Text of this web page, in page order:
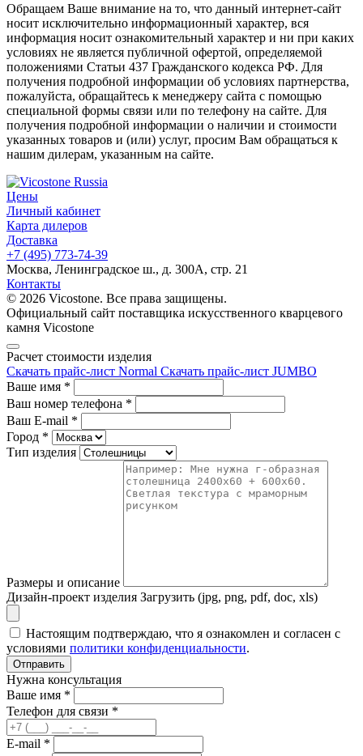
Обращаем Ваше внимание на то, что данный интернет-сайт
носит исключительно информационный характер, вся
информация носит ознакомительный характер и ни при каких
условиях не является публичной офертой, определяемой
положениями Статьи 437 Гражданского кодекса РФ. Для
получения подробной информации об условиях партнерства,
пожалуйста, обращайтесь к менеджеру сайта с помощью
специальной формы связи или по телефону на сайте. Для
получения подробной информации о наличии и стоимости
указанных товаров и (или) услуг, просим Вам обращаться к
нашим дилерам, указанным на сайте.
Цены
Личный кабинет
Карта дилеров
Доставка
+7 (495) 773-74-39
Москва, Ленинградское ш., д. 300А, стр. 21
Контакты
© 2026 Vicostone. Все права защищены.
Официальный сайт поставщика искусственного кварцевого
камня Vicostone
Расчет стоимости изделия
Скачать прайс-лист Normal Скачать прайс-лист JUMBO
Ваше имя *
Ваш номер телефона *
Ваш E-mail *
Город *
Тип изделия
Размеры и описание
Дизайн-проект изделия Загрузить (jpg, png, pdf, doc, xls)
Настоящим подтверждаю, что я ознакомлен и согласен с
условиями политики конфиденциальности.
Отправить
Нужна консультация
Ваше имя *
Телефон для связи *
E-mail *